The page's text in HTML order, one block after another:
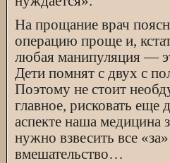
На прощание врач
операцию проще и,
любая манипуляция —
Дети помнят с двух с
Поэтому не стоит
главное, рисковать
аспекте наша медицина
нужно взвесить все
вмешательство…